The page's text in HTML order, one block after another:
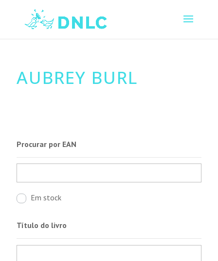
AUBREY BURL
Procurar por EAN
Em stock
Título do livro